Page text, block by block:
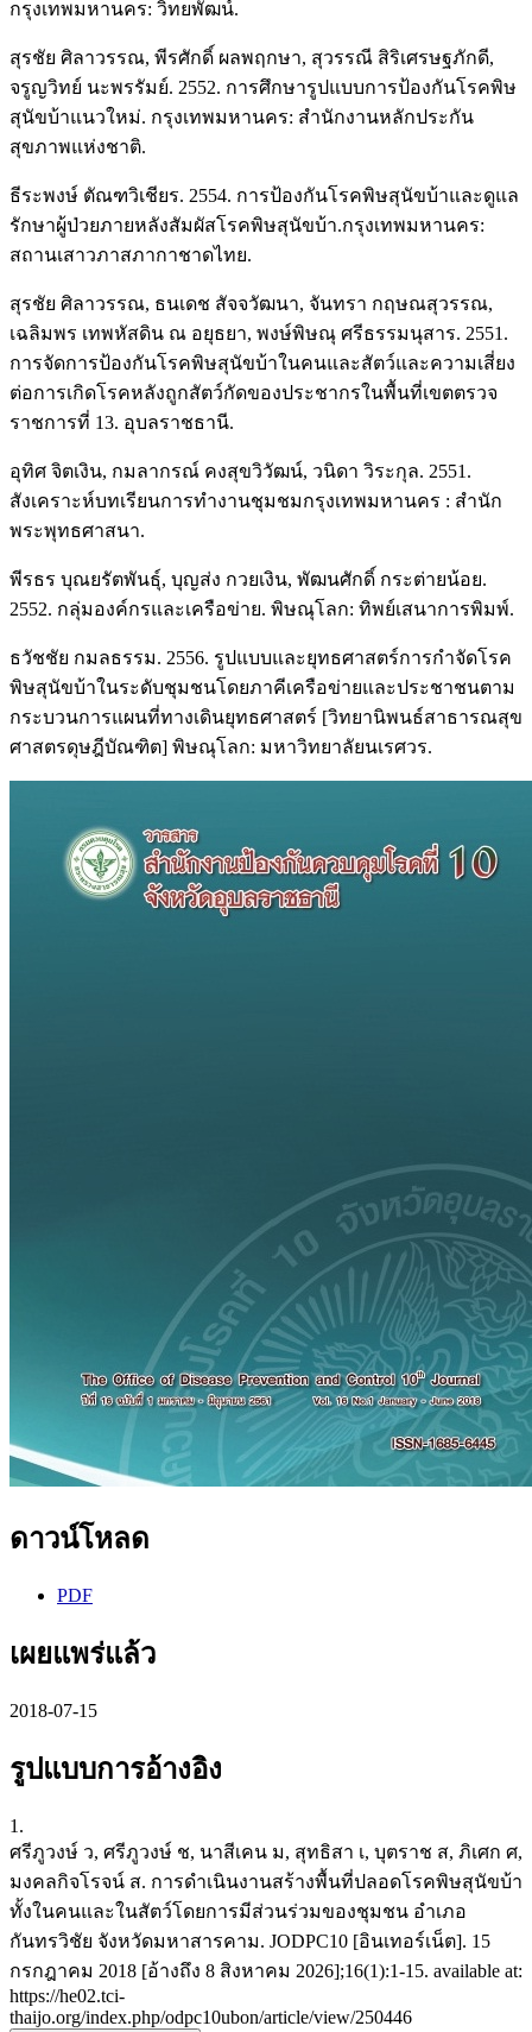
กรุงเทพมหานคร: วิทยพัฒน์.
สุรชัย ศิลาวรรณ, พีรศักดิ์ ผลพฤกษา, สุวรรณี สิริเศรษฐภักดี,
จรูญวิทย์ นะพรรัมย์. 2552. การศึกษารูปแบบการป้องกันโรคพิษ
สุนัขบ้าแนวใหม่. กรุงเทพมหานคร: สำนักงานหลักประกัน
สุขภาพแห่งชาติ.
ธีระพงษ์ ตัณฑวิเชียร. 2554. การป้องกันโรคพิษสุนัขบ้าและดูแล
รักษาผู้ป่วยภายหลังสัมผัสโรคพิษสุนัขบ้า.กรุงเทพมหานคร:
สถานเสาวภาสภากาชาดไทย.
สุรชัย ศิลาวรรณ, ธนเดช สัจจวัฒนา, จันทรา กฤษณสุวรรณ,
เฉลิมพร เทพหัสดิน ณ อยุธยา, พงษ์พิษณุ ศรีธรรมนุสาร. 2551.
การจัดการป้องกันโรคพิษสุนัขบ้าในคนและสัตว์และความเสี่ยง
ต่อการเกิดโรคหลังถูกสัตว์กัดของประชากรในพื้นที่เขตตรวจ
ราชการที่ 13. อุบลราชธานี.
อุทิศ จิตเงิน, กมลากรณ์ คงสุขวิวัฒน์, วนิดา วิระกุล. 2551.
สังเคราะห์บทเรียนการทำงานชุมชมกรุงเทพมหานคร : สำนัก
พระพุทธศาสนา.
พีรธร บุณยรัตพันธุ์, บุญส่ง กวยเงิน, พัฒนศักดิ์ กระต่ายน้อย.
2552. กลุ่มองค์กรและเครือข่าย. พิษณุโลก: ทิพย์เสนาการพิมพ์.
ธวัชชัย กมลธรรม. 2556. รูปแบบและยุทธศาสตร์การกำจัดโรค
พิษสุนัขบ้าในระดับชุมชนโดยภาคีเครือข่ายและประชาชนตาม
กระบวนการแผนที่ทางเดินยุทธศาสตร์ [วิทยานิพนธ์สาธารณสุข
ศาสตรดุษฎีบัณฑิต] พิษณุโลก: มหาวิทยาลัยนเรศวร.
ดาวน์โหลด
PDF
เผยแพร่แล้ว
2018-07-15
รูปแบบการอ้างอิง
1.
ศรีภูวงษ์ ว, ศรีภูวงษ์ ช, นาสีเคน ม, สุทธิสา เ, บุตราช ส, ภิเศก ศ,
มงคลกิจโรจน์ ส. การดำเนินงานสร้างพื้นที่ปลอดโรคพิษสุนัขบ้า
ทั้งในคนและในสัตว์โดยการมีส่วนร่วมของชุมชน อำเภอ
กันทรวิชัย จังหวัดมหาสารคาม. JODPC10 [อินเทอร์เน็ต]. 15
กรกฎาคม 2018 [อ้างถึง 8 สิงหาคม 2026];16(1):1-15. available at:
https://he02.tci-
thaijo.org/index.php/odpc10ubon/article/view/250446